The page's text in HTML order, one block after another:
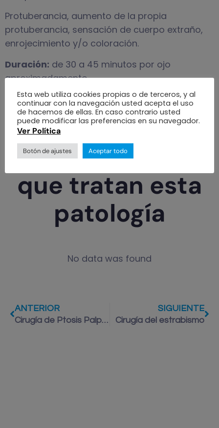
Protuberancia, aumento de la propia
protuberancia, sensación de cuerpo extraño,
enrojecimiento y/o coloración.
Duración: de 30 a 45 minutos por ojo
aproximadamente.
Dolor:Hematoma, molestia los primeros días.
Incapacidad:Reposo los primeros días.
Profesionales
que tratan esta
patología
No data was found
ANTERIOR
Cirugía de Ptosis Palpebral
SIGUIENTE
Cirugía del estrabismo
Esta web utiliza cookies propias o de terceros, y al
continuar con la navegación usted acepta el uso
de hacemos de ellas. En caso contrario usted
puede modificar las preferencias en su navegador.
Ver Política
Botón de ajustes Aceptar todo